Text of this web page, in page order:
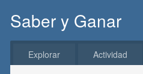
Saber y Ganar
Explorar Actividad